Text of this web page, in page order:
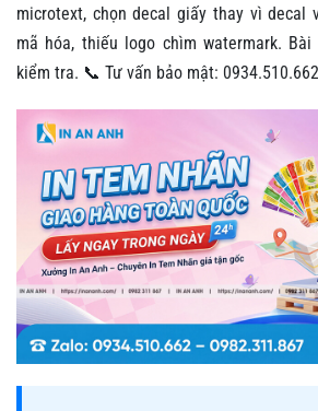
microtext, chọn decal giấy thay vì decal
mã hóa, thiếu logo chìm watermark.
kiểm tra. 📞 Tư vấn bảo mật: 0934.510.662